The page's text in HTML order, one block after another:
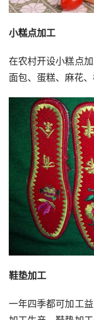
小糕点加工
在农村开设小糕点
面包、蛋糕、麻花
鞋垫加工
一年四季都可加工